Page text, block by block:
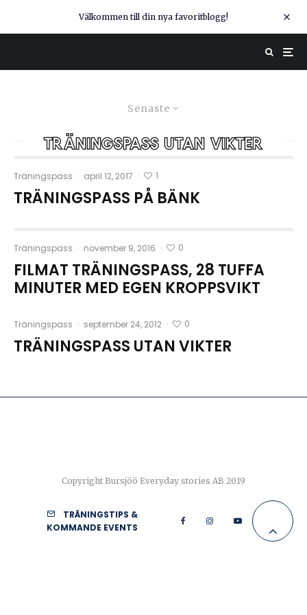
Välkommen till din nya favoritblogg!
Senaste
träningspass utan vikter
Träningspass · april 12, 2017 · 1
TRÄNINGSPASS PÅ BÄNK
Träningspass · november 9, 2016 · 0
FILMAT TRÄNINGSPASS, 28 TUFFA
MINUTER MED EGEN KROPPSVIKT
Träningspass · september 24, 2012 · 0
TRÄNINGSPASS UTAN VIKTER
Copyright Bursjöö Everyday stories AB 2019
TRÄNINGSTIPS &
KOMMANDE EVENTS